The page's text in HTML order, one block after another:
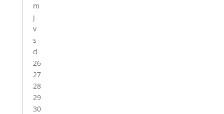
m
j
v
s
d
26
27
28
29
30